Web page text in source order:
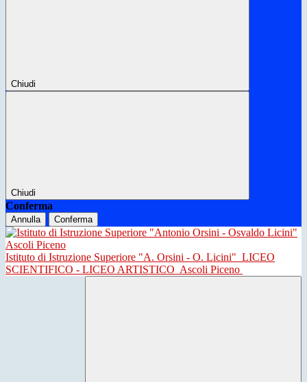
Chiudi
Chiudi
Conferma
Annulla Conferma
Istituto di Istruzione Superiore "A. Orsini - O. Licini" LICEO
SCIENTIFICO - LICEO ARTISTICO Ascoli Piceno